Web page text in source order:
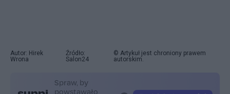
Autor: Hirek
Wrona
Źródło:
Salon24
© Artykuł jest chroniony prawem
autorskim.